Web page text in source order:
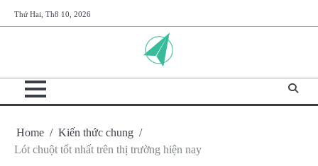
to
Thứ Hai, Th8 10, 2026
Home
Kiến thức chung
Lót chuột tốt nhất trên thị trường hiện nay